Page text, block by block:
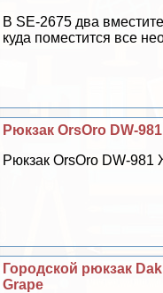
В SE-2675 два
куда поместится все
Рюкзак OrsOro DW-
Рюкзак OrsOro DW-981
Городской рюкзак
Grape